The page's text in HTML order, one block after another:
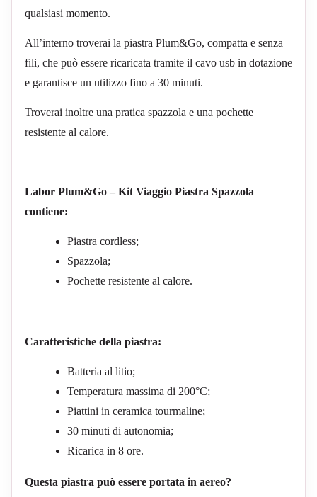
qualsiasi momento.
All’interno troverai la piastra Plum&Go, compatta e senza
fili, che può essere ricaricata tramite il cavo usb in dotazione
e garantisce un utilizzo fino a 30 minuti.
Troverai inoltre una pratica spazzola e una pochette
resistente al calore.
Labor Plum&Go – Kit Viaggio Piastra Spazzola
contiene:
Piastra cordless;
Spazzola;
Pochette resistente al calore.
Caratteristiche della piastra:
Batteria al litio;
Temperatura massima di 200°C;
Piattini in ceramica tourmaline;
30 minuti di autonomia;
Ricarica in 8 ore.
Questa piastra può essere portata in aereo?